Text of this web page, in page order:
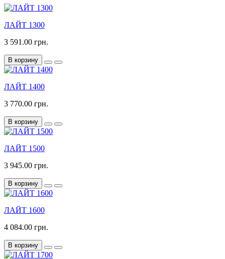
ЛАЙТ 1300
3 591.00 грн.
В корзину
ЛАЙТ 1400
3 770.00 грн.
В корзину
ЛАЙТ 1500
3 945.00 грн.
В корзину
ЛАЙТ 1600
4 084.00 грн.
В корзину